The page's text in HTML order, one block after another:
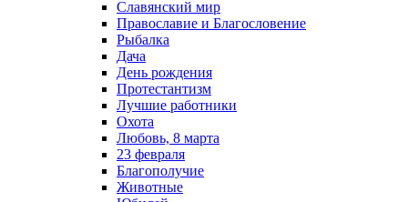
Славянский мир
Православие и Благословение
Рыбалка
Дача
День рождения
Протестантизм
Лучшие работники
Охота
Любовь, 8 марта
23 февраля
Благополучие
Животные